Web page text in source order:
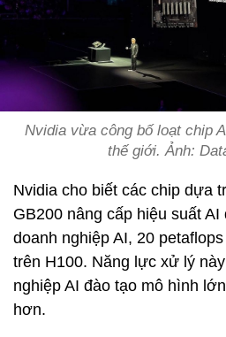
Nvidia vừa công bố loạt chip
thế giới. Ảnh:
Nvidia cho biết các chip dựa
GB200 nâng cấp hiệu suất
doanh nghiệp AI, 20
trên H100. Năng lực xử lý
nghiệp AI đào tạo mô hình
hơn.